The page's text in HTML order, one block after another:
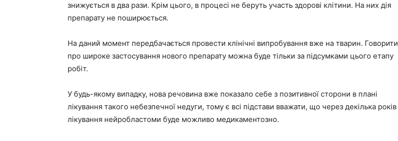
знижується в два рази. Крім цього, в процесі не беруть участь здорові клітини. На них дія
препарату не поширюється.
На даний момент передбачається провести клінічні випробування вже на тварин. Говорити
про широке застосування нового препарату можна буде тільки за підсумками цього етапу
робіт.
У будь-якому випадку, нова речовина вже показало себе з позитивної сторони в плані
лікування такого небезпечної недуги, тому є всі підстави вважати, що через декілька років
лікування нейробластоми буде можливо медикаментозно.